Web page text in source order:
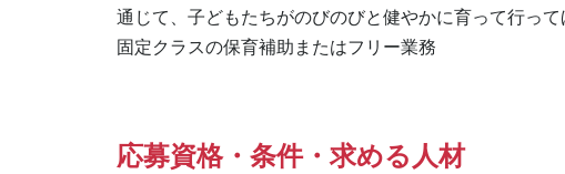
通じて、子どもたちがのびのびと健やかに育って行っ
応募資格・条件・求める人材